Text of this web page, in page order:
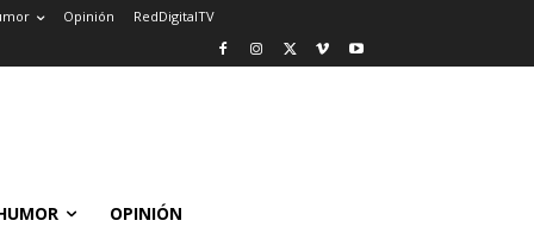
Opinión RedDigitalTV
OPINIÓN